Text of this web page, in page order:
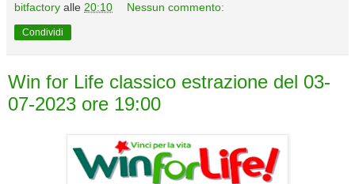
bitfactory alle 20:10 Nessun commento:
Condividi
Win for Life classico estrazione del 03-
07-2023 ore 19:00